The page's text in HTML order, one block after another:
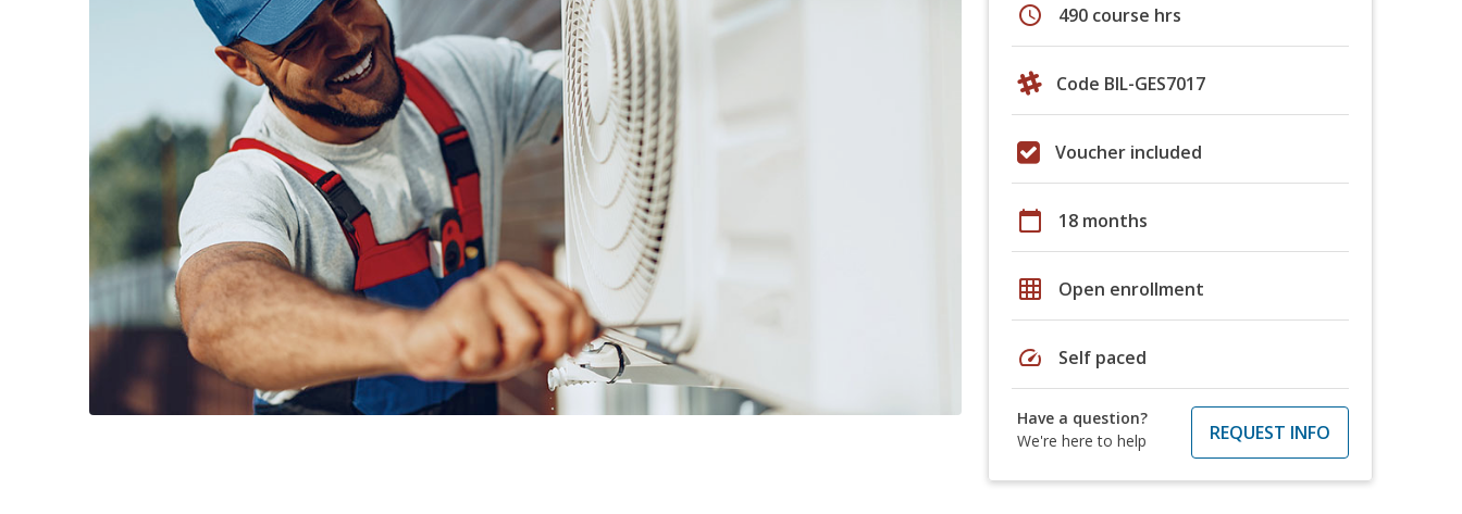
schedule 490 course hrs
Code BIL-GES7017
Voucher included
calendar_today 18 months
grid_on Open enrollment
speed Self paced
Have a question?
We're here to help
REQUEST INFO